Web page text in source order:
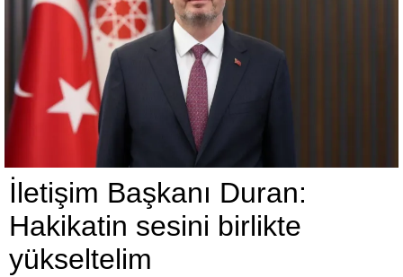
İletişim Başkanı Duran:
Hakikatin sesini birlikte
yükseltelim